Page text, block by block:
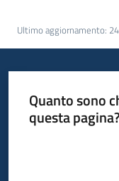
Atti
Bandi
Programmi
Progetti
Ultimo aggiornamento:
Quanto sono
questa pagina?